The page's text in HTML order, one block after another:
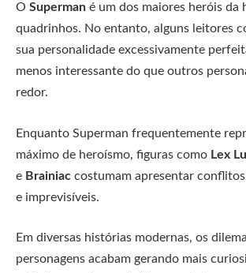
O Superman é um dos maiores heróis da
quadrinhos. No entanto, alguns leitores
sua personalidade excessivamente
menos interessante do que outros
redor.
Enquanto Superman frequentemente
máximo de heroísmo, figuras como Lex
e Brainiac costumam apresentar
e imprevisíveis.
Em diversas histórias modernas, os
personagens acabam gerando mais